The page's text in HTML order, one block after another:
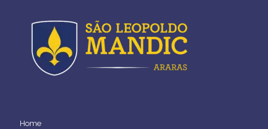
Home